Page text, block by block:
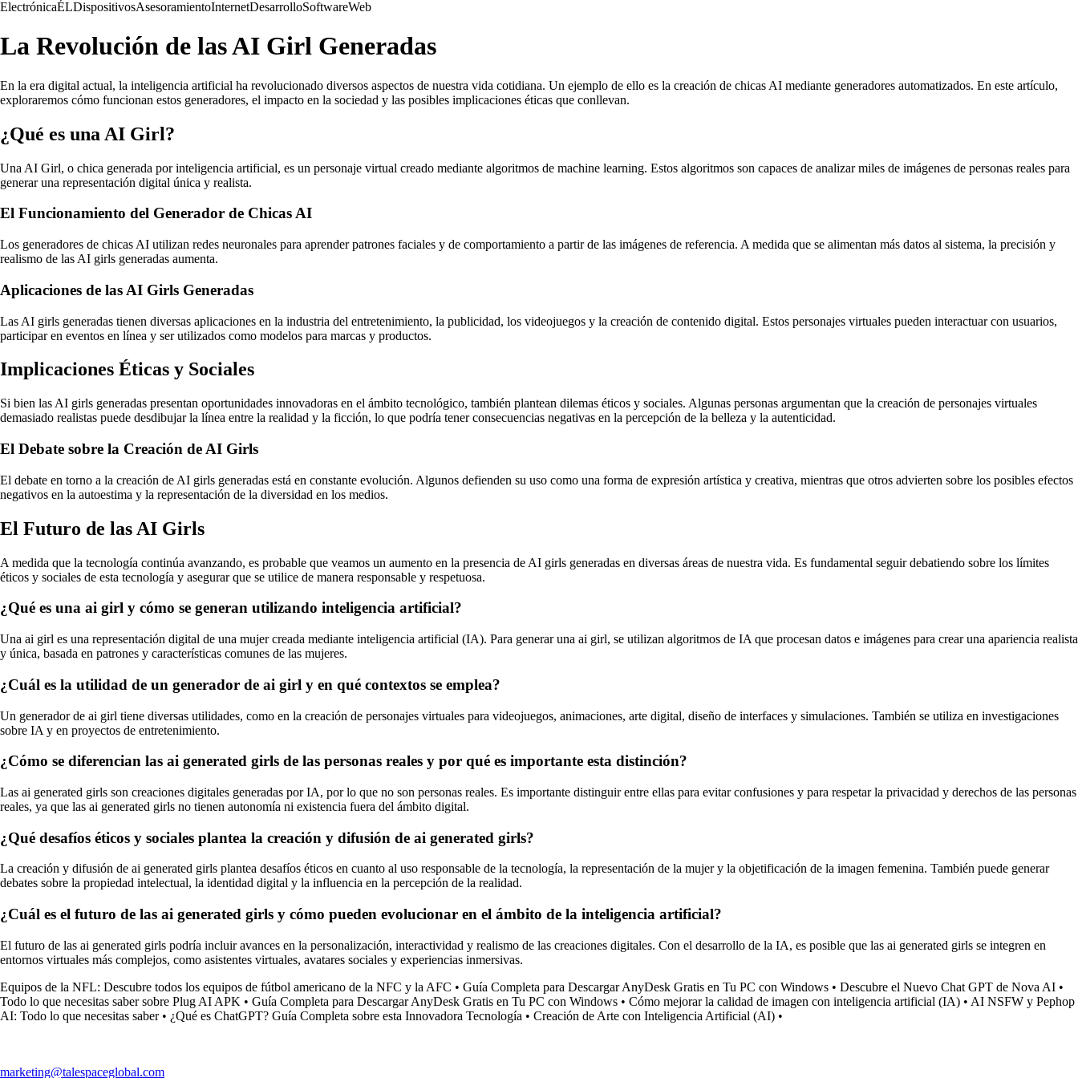
ElectrónicaÉLDispositivosAsesoramientoInternetDesarrolloSoftwareWeb
La Revolución de las AI Girl Generadas
En la era digital actual, la inteligencia artificial ha revolucionado diversos aspectos de nuestra vida cotidiana. Un ejemplo de ello es la creación de chicas AI mediante generadores automatizados. En este artículo,
exploraremos cómo funcionan estos generadores, el impacto en la sociedad y las posibles implicaciones éticas que conllevan.
¿Qué es una AI Girl?
Una AI Girl, o chica generada por inteligencia artificial, es un personaje virtual creado mediante algoritmos de machine learning. Estos algoritmos son capaces de analizar miles de imágenes de personas reales para
generar una representación digital única y realista.
El Funcionamiento del Generador de Chicas AI
Los generadores de chicas AI utilizan redes neuronales para aprender patrones faciales y de comportamiento a partir de las imágenes de referencia. A medida que se alimentan más datos al sistema, la precisión y
realismo de las AI girls generadas aumenta.
Aplicaciones de las AI Girls Generadas
Las AI girls generadas tienen diversas aplicaciones en la industria del entretenimiento, la publicidad, los videojuegos y la creación de contenido digital. Estos personajes virtuales pueden interactuar con usuarios,
participar en eventos en línea y ser utilizados como modelos para marcas y productos.
Implicaciones Éticas y Sociales
Si bien las AI girls generadas presentan oportunidades innovadoras en el ámbito tecnológico, también plantean dilemas éticos y sociales. Algunas personas argumentan que la creación de personajes virtuales
demasiado realistas puede desdibujar la línea entre la realidad y la ficción, lo que podría tener consecuencias negativas en la percepción de la belleza y la autenticidad.
El Debate sobre la Creación de AI Girls
El debate en torno a la creación de AI girls generadas está en constante evolución. Algunos defienden su uso como una forma de expresión artística y creativa, mientras que otros advierten sobre los posibles efectos
negativos en la autoestima y la representación de la diversidad en los medios.
El Futuro de las AI Girls
A medida que la tecnología continúa avanzando, es probable que veamos un aumento en la presencia de AI girls generadas en diversas áreas de nuestra vida. Es fundamental seguir debatiendo sobre los límites
éticos y sociales de esta tecnología y asegurar que se utilice de manera responsable y respetuosa.
¿Qué es una ai girl y cómo se generan utilizando inteligencia artificial?
Una ai girl es una representación digital de una mujer creada mediante inteligencia artificial (IA). Para generar una ai girl, se utilizan algoritmos de IA que procesan datos e imágenes para crear una apariencia realista
y única, basada en patrones y características comunes de las mujeres.
¿Cuál es la utilidad de un generador de ai girl y en qué contextos se emplea?
Un generador de ai girl tiene diversas utilidades, como en la creación de personajes virtuales para videojuegos, animaciones, arte digital, diseño de interfaces y simulaciones. También se utiliza en investigaciones
sobre IA y en proyectos de entretenimiento.
¿Cómo se diferencian las ai generated girls de las personas reales y por qué es importante esta distinción?
Las ai generated girls son creaciones digitales generadas por IA, por lo que no son personas reales. Es importante distinguir entre ellas para evitar confusiones y para respetar la privacidad y derechos de las personas
reales, ya que las ai generated girls no tienen autonomía ni existencia fuera del ámbito digital.
¿Qué desafíos éticos y sociales plantea la creación y difusión de ai generated girls?
La creación y difusión de ai generated girls plantea desafíos éticos en cuanto al uso responsable de la tecnología, la representación de la mujer y la objetificación de la imagen femenina. También puede generar
debates sobre la propiedad intelectual, la identidad digital y la influencia en la percepción de la realidad.
¿Cuál es el futuro de las ai generated girls y cómo pueden evolucionar en el ámbito de la inteligencia artificial?
El futuro de las ai generated girls podría incluir avances en la personalización, interactividad y realismo de las creaciones digitales. Con el desarrollo de la IA, es posible que las ai generated girls se integren en
entornos virtuales más complejos, como asistentes virtuales, avatares sociales y experiencias inmersivas.
Equipos de la NFL: Descubre todos los equipos de fútbol americano de la NFC y la AFC • Guía Completa para Descargar AnyDesk Gratis en Tu PC con Windows • Descubre el Nuevo Chat GPT de Nova AI •
Todo lo que necesitas saber sobre Plug AI APK • Guía Completa para Descargar AnyDesk Gratis en Tu PC con Windows • Cómo mejorar la calidad de imagen con inteligencia artificial (IA) • AI NSFW y Pephop
AI: Todo lo que necesitas saber• ¿Qué es ChatGPT? Guía Completa sobre esta Innovadora Tecnología • Creación de Arte con Inteligencia Artificial (AI) •
marketing@talespaceglobal.com